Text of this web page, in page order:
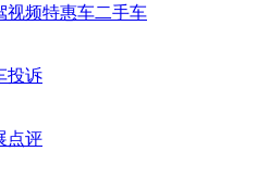
视频特惠车二手车
投诉
点评